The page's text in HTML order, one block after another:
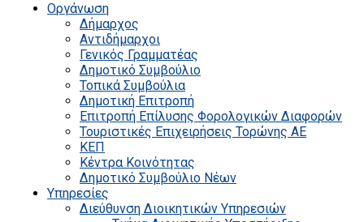
Οργάνωση
Δήμαρχος
Αντιδήμαρχοι
Γενικός Γραμματέας
Δημοτικό Συμβούλιο
Τοπικά Συμβούλια
Δημοτική Επιτροπή
Επιτροπή Επίλυσης Φορολογικών Διαφορών
Τουριστικές Επιχειρήσεις Τορώνης ΑΕ
ΚΕΠ
Κέντρα Κοινότητας
Δημοτικό Συμβούλιο Νέων
Υπηρεσίες
Διεύθυνση Διοικητικών Υπηρεσιών